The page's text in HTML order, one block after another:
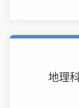
地理